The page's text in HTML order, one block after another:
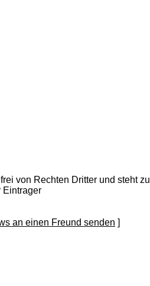
von Rechten Dritter und steht
Eintrager
]